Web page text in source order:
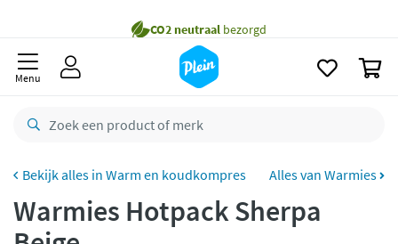
besteld,maandag
Gratisretourneren
Betaal met Klarna
Menu
Warm en koudkompres Alles van Warmies
Warmies Hotpack Sherpa